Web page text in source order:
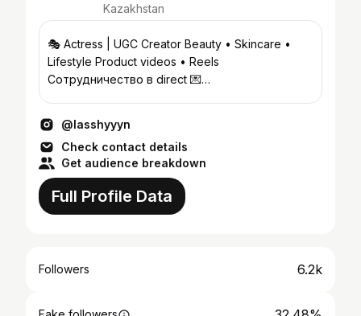
Kazakhstan
🎭 Actress | UGC Creator Beauty • Skincare •
Lifestyle Product videos • Reels
Сотрудничество в direct 💌
@lasshyyyn
Check contact details
Get audience breakdown
Full Profile Data
Followers 6.2k